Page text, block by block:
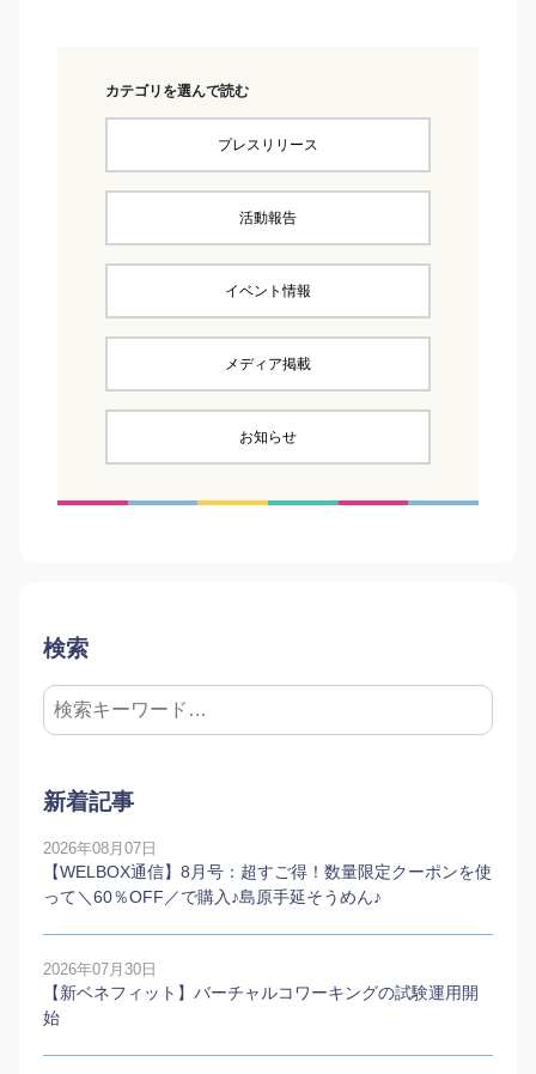
カテゴリを選んで読む
プレスリリース
活動報告
イベント情報
メディア掲載
お知らせ
検索
新着記事
2026年08月07日
【WELBOX通信】8月号：超すご得！数量限定クーポンを使
って＼60％OFF／で購入♪島原手延そうめん♪
2026年07月30日
【新ベネフィット】バーチャルコワーキングの試験運用開
始